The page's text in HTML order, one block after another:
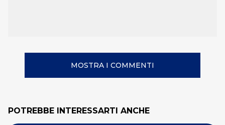
MOSTRA I COMMENTI
POTREBBE INTERESSARTI ANCHE